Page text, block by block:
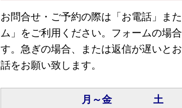
お問合せ・ご予約の際は「お電話」ま
ム」をご利用ください。フォームの場
す。急ぎの場合、または返信が遅いと
話をお願い致します。
月～金 土